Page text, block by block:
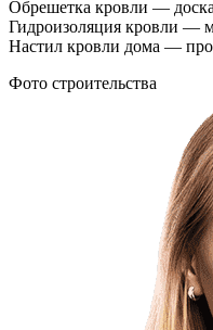
Обрешетка кровли —
Гидроизоляция кровли —
Настил кровли дома —
Фото строительства